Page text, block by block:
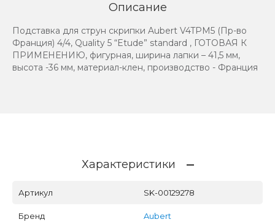
Описание
Подставка для струн скрипки Aubert V4TPM5 (Пр-во
Франция) 4/4, Quality 5 “Etude” standard , ГОТОВАЯ К
ПРИМЕНЕНИЮ, фигурная, ширина лапки – 41,5 мм,
высота -36 мм, материал-клен, производство - Франция
Характеристики
Артикул SK-00129278
Бренд Aubert